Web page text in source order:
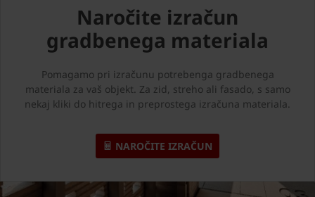
Naročite izračun
gradbenega materiala
Pomagamo pri izračunu potrebenga gradbenega
materiala za vaš objekt. Za zid, streho ali fasado, s samo
nekaj kliki do hitrega in preprostega izračuna materiala.
NAROČITE IZRAČUN